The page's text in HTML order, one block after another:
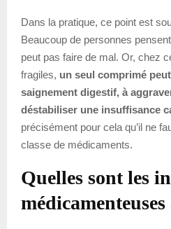
Dans la pratique, ce point est
Beaucoup de personnes
peut pas faire de mal. Or, chez
fragiles, un seul comprimé
saignement digestif, à
déstabiliser une insuffisance
précisément pour cela qu’il ne
classe de médicaments.
Quelles sont les